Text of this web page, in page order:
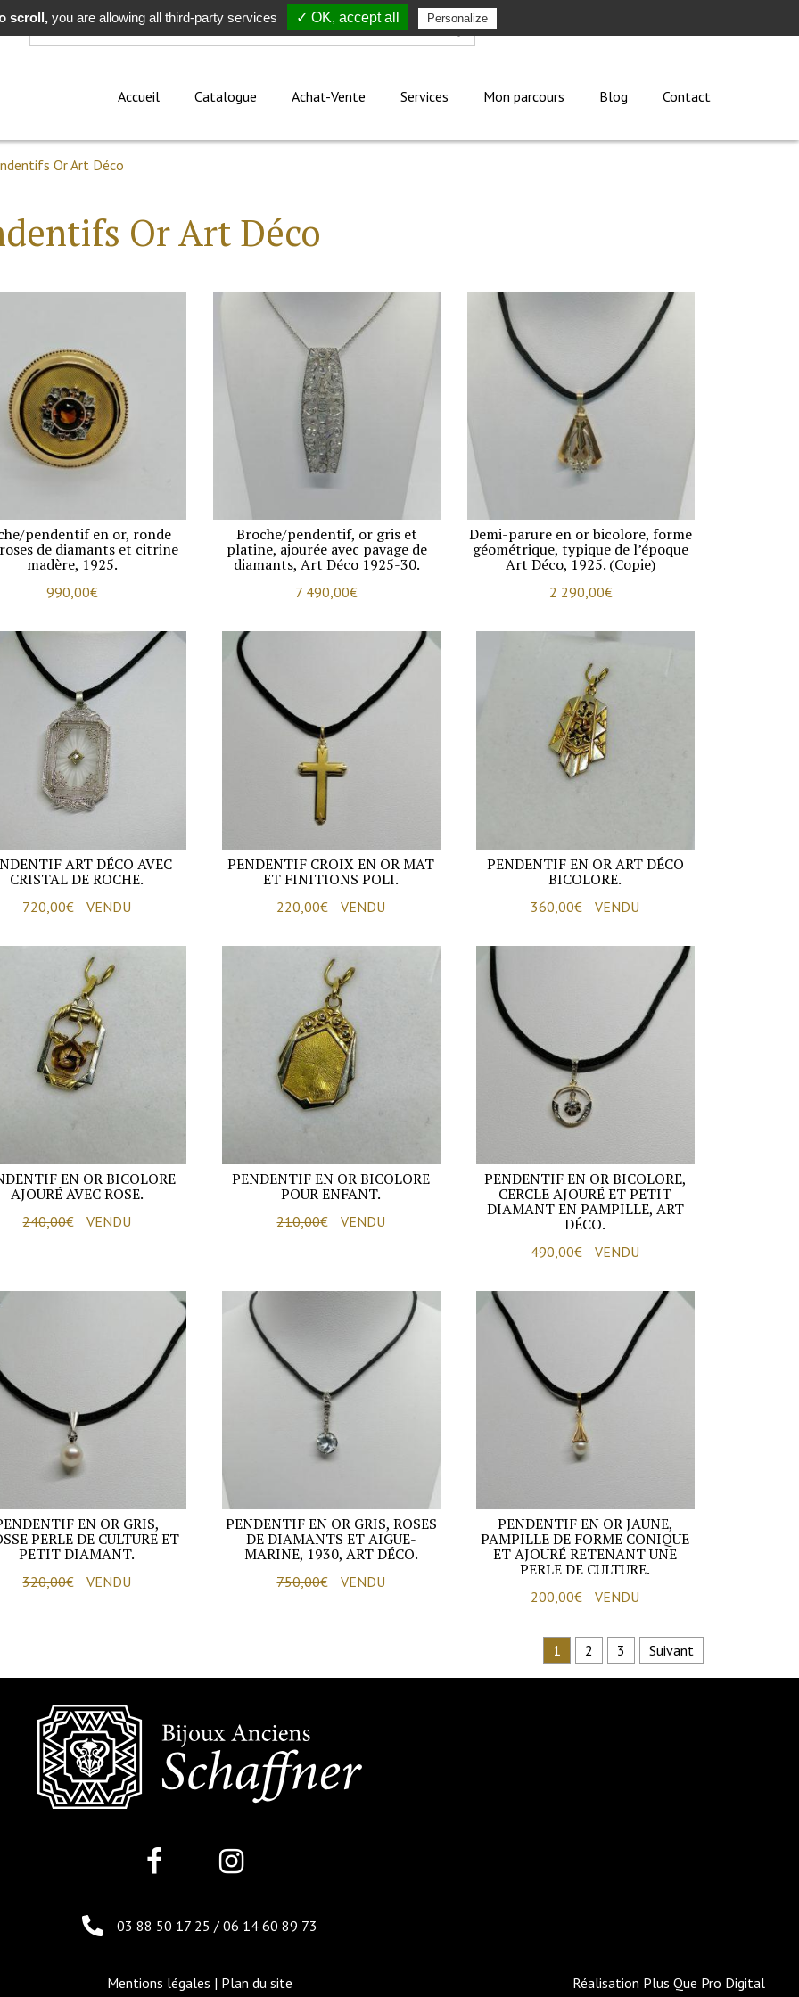
Rechercher
Accueil Catalogue Achat-Vente Services Mon parcours Blog Contact
Or Art Déco
Or Art Déco
pendentif en or, ronde
de diamants et citrine
madère, 1925.
990,00€
Broche/pendentif, or gris et
platine, ajourée avec pavage de
diamants, Art Déco 1925-30.
7 490,00€
Demi-parure en or bicolore, forme
géométrique, typique de l’époque
Art Déco, 1925. (Copie)
2 290,00€
ART DÉCO AVEC
CRISTAL DE ROCHE.
720,00€ VENDU
PENDENTIF CROIX EN OR MAT
ET FINITIONS POLI.
220,00€ VENDU
PENDENTIF EN OR ART DÉCO
BICOLORE.
360,00€ VENDU
EN OR BICOLORE
AJOURÉ AVEC ROSE.
240,00€ VENDU
PENDENTIF EN OR BICOLORE
POUR ENFANT.
210,00€ VENDU
PENDENTIF EN OR BICOLORE,
CERCLE AJOURÉ ET PETIT
DIAMANT EN PAMPILLE, ART
DÉCO.
490,00€ VENDU
EN OR GRIS,
PERLE DE CULTURE ET
PETIT DIAMANT.
320,00€ VENDU
PENDENTIF EN OR GRIS, ROSES
DE DIAMANTS ET AIGUE-
MARINE, 1930, ART DÉCO.
750,00€ VENDU
PENDENTIF EN OR JAUNE,
PAMPILLE DE FORME CONIQUE
ET AJOURÉ RETENANT UNE
PERLE DE CULTURE.
200,00€ VENDU
1 2 3 Suivant
03 88 50 17 25 / 06 14 60 89 73
Mentions légales | Plan du site Réalisation Plus Que Pro Digital
scroll,you are allowing all third-party services ✓ OK, accept all Personalize